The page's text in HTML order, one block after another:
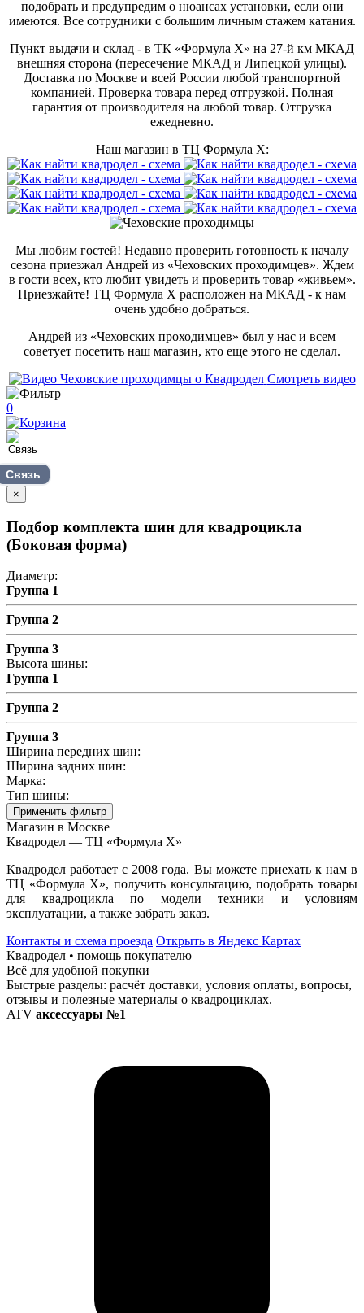
подобрать и предупредим о нюансах установки, если они
имеются. Все сотрудники с большим личным стажем катания.
Пункт выдачи и склад - в ТК «Формула X» на 27-й км МКАД
внешняя сторона (пересечение МКАД и Липецкой улицы).
Доставка по Москве и всей России любой транспортной
компанией. Проверка товара перед отгрузкой. Полная
гарантия от производителя на любой товар. Отгрузка
ежедневно.
Наш магазин в ТЦ Формула Х:
Мы любим гостей! Недавно проверить готовность к началу
сезона приезжал Андрей из «Чеховских проходимцев». Ждем
в гости всех, кто любит увидеть и проверить товар «живьем».
Приезжайте! ТЦ Формула Х расположен на МКАД - к нам
очень удобно добраться.
Андрей из «Чеховских проходимцев» был у нас и всем
советует посетить наш магазин, кто еще этого не сделал.
Смотреть видео
0
Связь
×
Подбор комплекта шин для квадроцикла
(Боковая форма)
Диаметр:
Группа 1
Группа 2
Группа 3
Высота шины:
Группа 1
Группа 2
Группа 3
Ширина передних шин:
Ширина задних шин:
Марка:
Тип шины:
Применить фильтр
Магазин в Москве
Квадродел — ТЦ «Формула Х»
Квадродел работает с 2008 года. Вы можете приехать к нам в
ТЦ «Формула Х», получить консультацию, подобрать товары
для квадроцикла по модели техники и условиям
эксплуатации, а также забрать заказ.
Контакты и схема проезда Открыть в Яндекс Картах
Квадродел • помощь покупателю
Всё для удобной покупки
Быстрые разделы: расчёт доставки, условия оплаты, вопросы,
отзывы и полезные материалы о квадроциклах.
ATV аксессуары №1